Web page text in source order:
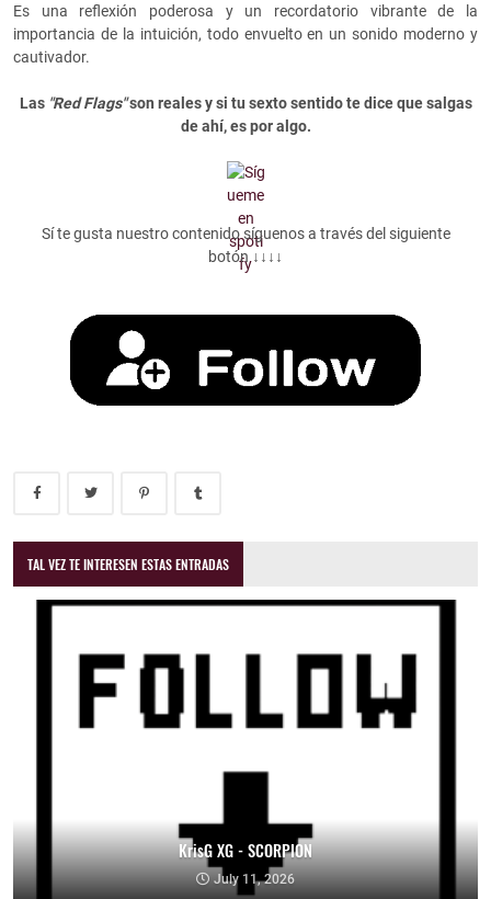
Es una reflexión poderosa y un recordatorio vibrante de la
importancia de la intuición, todo envuelto en un sonido moderno y
cautivador.
Las "Red Flags"son reales y si tu sexto sentido te dice que salgas
de ahí, es por algo.
Sí te gusta nuestro contenido síguenos a través del siguiente
botón ↓↓↓↓
TAL VEZ TE INTERESEN ESTAS ENTRADAS
KrisG XG - SCORPION
July 11, 2026